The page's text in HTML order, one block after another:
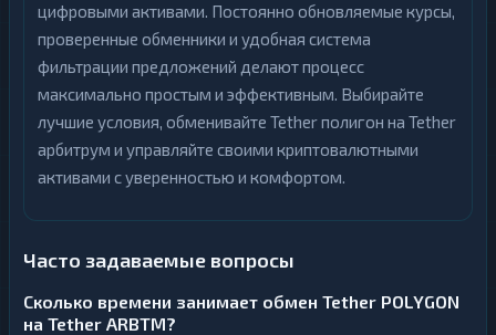
цифровыми активами. Постоянно обновляемые курсы,
проверенные обменники и удобная система
фильтрации предложений делают процесс
максимально простым и эффективным. Выбирайте
лучшие условия, обменивайте Tether полигон на Tether
арбитрум и управляйте своими криптовалютными
активами с уверенностью и комфортом.
Часто задаваемые вопросы
Сколько времени занимает обмен Tether POLYGON
на Tether ARBTM?